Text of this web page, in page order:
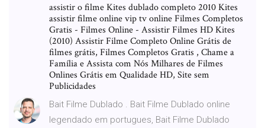
assistir o filme Kites dublado completo 2010 Kites
assistir filme online vip tv online Filmes Completos
Gratis - Filmes Online - Assistir Filmes HD Kites
(2010) Assistir Filme Completo Online Grátis de
filmes grátis, Filmes Completos Gratis , Chame a
Família e Assista com Nós Milhares de Filmes
Onlines Grátis em Qualidade HD, Site sem
Publicidades
Bait Filme Dublado . Bait Filme Dublado online
legendado em portugues, Bait Filme Dublado